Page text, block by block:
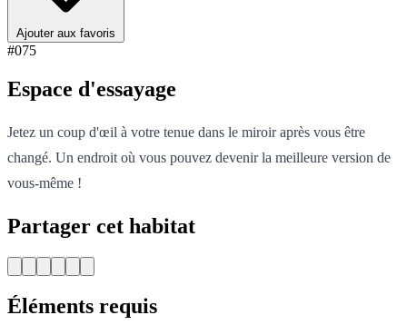
Ajouter aux favoris
#075
Espace d'essayage
Jetez un coup d'œil à votre tenue dans le miroir après vous être
changé. Un endroit où vous pouvez devenir la meilleure version de
vous-même !
Partager cet habitat
Éléments requis